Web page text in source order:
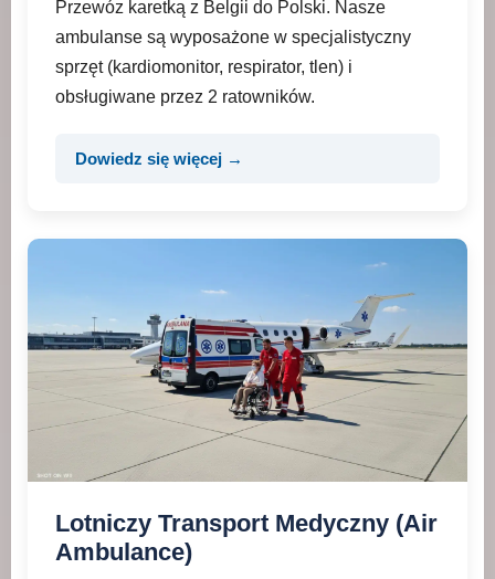
Przewóz karetką z Belgii do Polski. Nasze
ambulanse są wyposażone w specjalistyczny
sprzęt (kardiomonitor, respirator, tlen) i
obsługiwane przez 2 ratowników.
Dowiedz się więcej →
Lotniczy Transport Medyczny (Air
Ambulance)